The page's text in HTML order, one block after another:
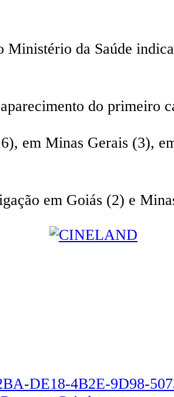
da Saúde
do primeiro
em Minas Gerais (3),
em Goiás (2) e